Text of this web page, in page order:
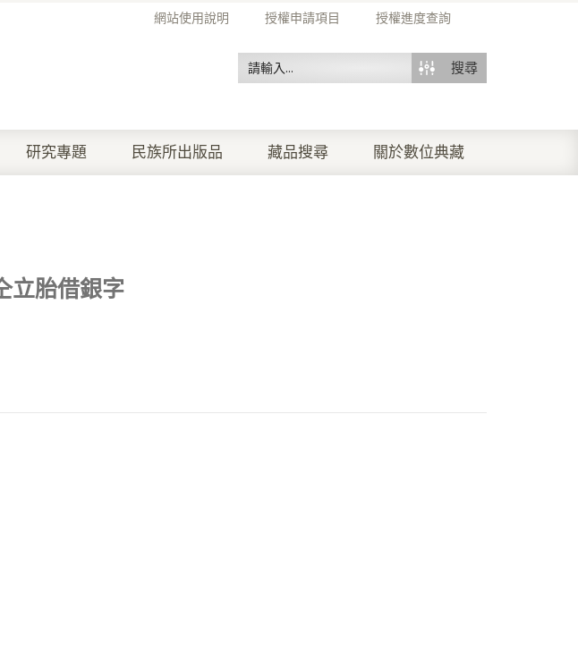
網站使用說明 授權申請項目 授權進度查詢
搜尋
研究專題 民族所出版品 藏品搜尋 關於數位典藏
立胎借銀字